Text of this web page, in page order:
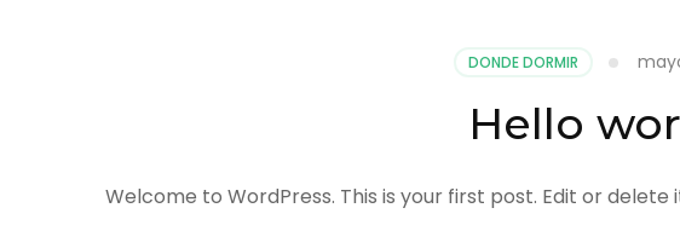
DONDE DORMIR
Hello
Welcome to WordPress. This is your first post. Edit or